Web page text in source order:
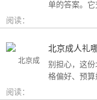
单的答案。
阅读：
北京成人礼
别担心，这
格偏好、预算
阅读：